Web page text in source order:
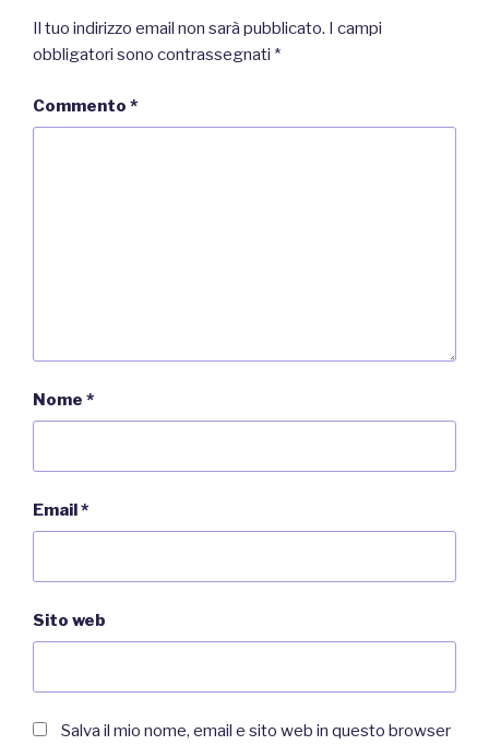
Il tuo indirizzo email non sarà pubblicato. I campi
obbligatori sono contrassegnati *
Commento *
Nome *
Email*
Sito web
Salva il mio nome, email e sito web in questo browser